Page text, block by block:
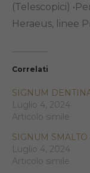
(Telescopici)
Heraeus, linee
Correlati
SIGNUM
Luglio 4, 2024
Articolo simile
SIGNUM SMALTO
Luglio 4, 2024
Articolo simile